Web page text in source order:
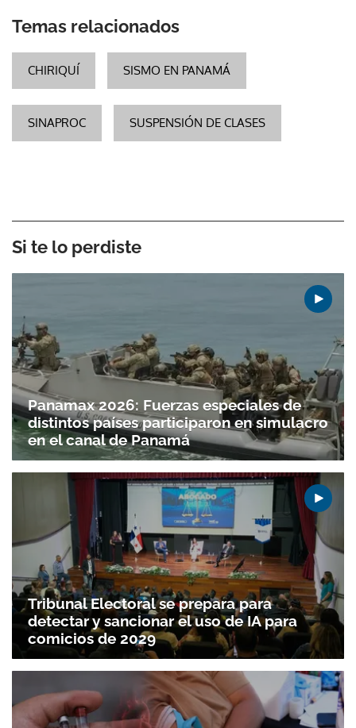
Temas relacionados
CHIRIQUÍ SISMO EN PANAMÁ
SINAPROC SUSPENSIÓN DE CLASES
Si te lo perdiste
Panamax 2026: Fuerzas especiales de
distintos países participaron en simulacro
en el canal de Panamá
Tribunal Electoral se prepara para
detectar y sancionar el uso de IA para
comicios de 2029